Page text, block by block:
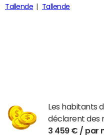
Tallende
Tallende
Les habitants
déclarent des
3 459 € / par